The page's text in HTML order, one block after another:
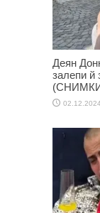
Деян
залепи й
02.12.2024